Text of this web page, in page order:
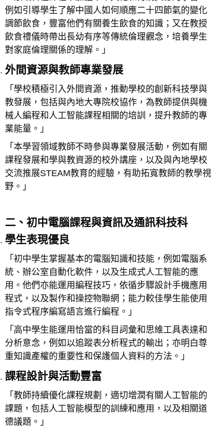
例如引導學生了解中國人如何順應二十四節氣的變化
調節飲食，豐富他們有關養生飲食的知識；又在教授
飲食禮儀時帶出長幼有序等傳統倫理觀念，培養學生
對家庭倫理關係的理解。」
外間資源與教師專業發展
「學校積極引入外間資源，推動學校的創新科技學與
教發展，包括與內地大專院校協作，為教師提供與機
械人編程和人工智能課程相關的培訓，提升教師的專
業能量。」
「本學習領域教師不時參與專業發展活動，例如有關
課程發展和學與教資源的校外講座，以及與內地學校
交流推展STEAM教育的經驗，有助拓寬教師的教學視
野。」
二、初中電腦課程與資訊及通訊科技科
學生表現優良
「初中學生掌握基本的電腦知識和技能，例如電腦系
統、辦公室自動化軟件，以及生成式人工智能的應
用。他們亦能運用編程技巧，依循步驟設計手機應用
程式，以及製作和操控物聯網；能力較佳學生能使用
指令式程序編寫語言進行編程。」
「高中學生能運用恰當的科目詞彙和思維工具表達和
分析意念，例如以追蹤表分析程式的輸出；亦明白尊
重知識產權的重要性和保護個人資料的方法。」
課程設計與活動豐富
「教師持續優化課程規劃，適切增潤有關人工智能的
課題，包括人工智能模型的訓練和應用，以及相關道
德議題。」